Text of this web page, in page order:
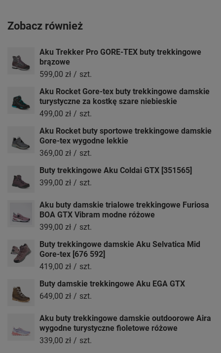
Zobacz również
Aku Trekker Pro GORE-TEX buty trekkingowe
brązowe
599,00 zł / szt.
Aku Rocket Gore-tex buty trekkingowe damskie
turystyczne za kostkę szare niebieskie
499,00 zł / szt.
Aku Rocket buty sportowe trekkingowe damskie
Gore-tex wygodne lekkie
369,00 zł / szt.
Buty trekkingowe Aku Coldai GTX [351565]
399,00 zł / szt.
Aku buty damskie trialowe trekkingowe Furiosa
BOA GTX Vibram modne różowe
399,00 zł / szt.
Buty trekkingowe damskie Aku Selvatica Mid
Gore-tex [676 592]
419,00 zł / szt.
Buty damskie trekkingowe Aku EGA GTX
649,00 zł / szt.
Aku buty trekkingowe damskie outdoorowe Aira
wygodne turystyczne fioletowe różowe
339,00 zł / szt.